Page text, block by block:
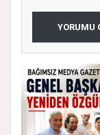
YORUMU